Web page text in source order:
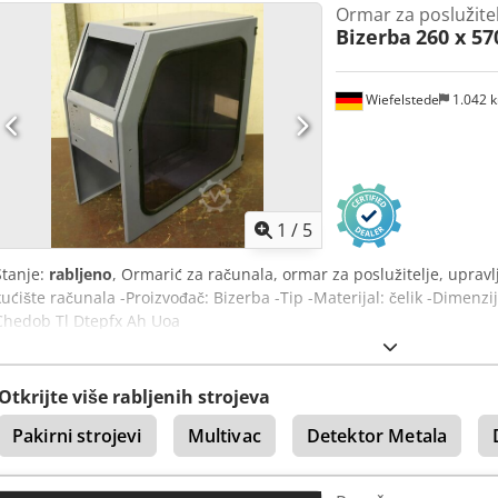
1 / 5
Wiefelstede 1.042
Ormar za
Bizerba 260 x
rabljeno, Ormarić za računala, ormar za poslužitelje,
računala -Proizvođač: Bizerba -Tip -Materijal: čelik -
Tl Dtepfx Ah Uoa
Otkrijte više rabljenih strojeva
Pakirni strojevi
Multivac Detektor Metala